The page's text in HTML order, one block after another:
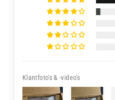
Klantfoto's & -video's